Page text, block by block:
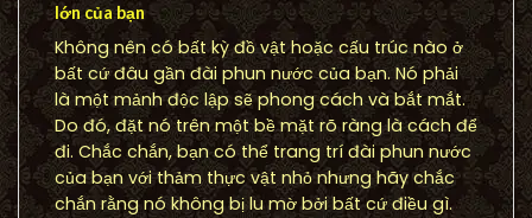
lớn của bạn
Không nên có bất kỳ đồ vật hoặc cấu trúc nào ở
bất cứ đâu gần đài phun nước của bạn. Nó phải
là một mảnh độc lập sẽ phong cách và bắt mắt.
Do đó, đặt nó trên một bề mặt rõ ràng là cách để
đi. Chắc chắn, bạn có thể trang trí đài phun nước
của bạn với thảm thực vật nhỏ nhưng hãy chắc
chắn rằng nó không bị lu mờ bởi bất cứ điều gì.